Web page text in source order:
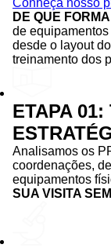
Conheça nosso
DE QUE
de
desde o layout
treinamento dos
ETAPA
Analisamos os
coordenações,
equipamentos
SUA VISITA